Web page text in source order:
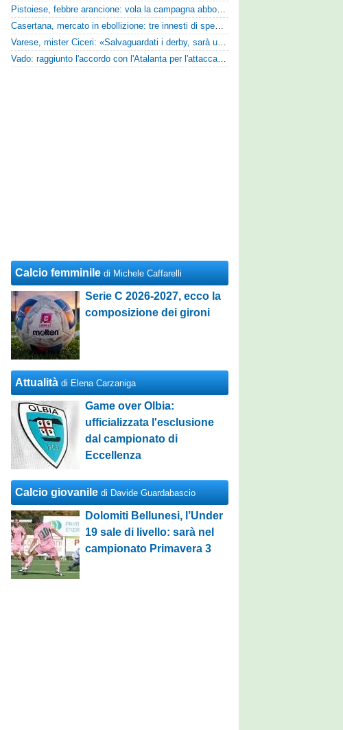
Pistoiese, febbre arancione: vola la campagna abbonamenti, superata quota 750 tessere
Casertana, mercato in ebollizione: tre innesti di spessore per lo scacchiere di Vinicio Espinal
Varese, mister Ciceri: «Salvaguardati i derby, sarà un campionato avvincente»
Vado: raggiunto l'accordo con l'Atalanta per l'attaccante Frederick Samuel Ndongue
Calcio femminile di Michele Caffarelli
Serie C 2026-2027, ecco la
composizione dei gironi
Attualità di Elena Carzaniga
Game over Olbia:
ufficializzata l'esclusione
dal campionato di
Eccellenza
Calcio giovanile di Davide Guardabascio
Dolomiti Bellunesi, l’Under
19 sale di livello: sarà nel
campionato Primavera 3